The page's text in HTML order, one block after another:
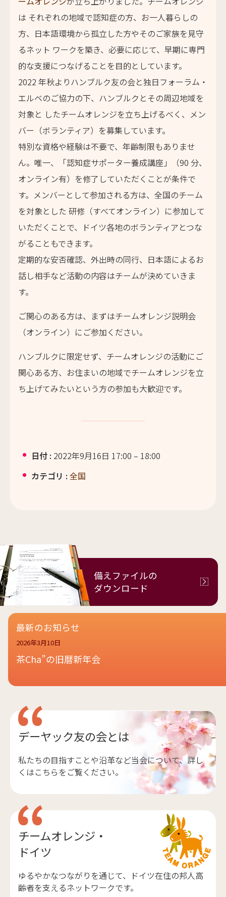
は それぞれの地域で認知症の方、お一人暮らしの
方、日本語環境から孤立した方やそのご家族を見守
るネット ワークを築き、必要に応じて、早期に専門
的な支援につなげることを目的としています。
2022 年秋よりハンブルク友の会と独日フォーラム・
エルベのご協力の下、ハンブルクとその周辺地域を
対象と したチームオレンジを立ち上げるべく、メン
バー（ボランティア）を募集しています。
特別な資格や経験は不要で、年齢制限もありませ
ん。唯一、「認知症サポーター養成講座」（90 分、
オンライン有）を修了していただくことが条件で
す。メンバーとして参加される方は、全国のチーム
を対象とした 研修（すべてオンライン）に参加して
いただくことで、ドイツ各地のボランティアとつな
がることもできます。
定期的な安否確認、外出時の同行、日本語によるお
話し相手など活動の内容はチームが決めていきま
す。
ご関心のある方は、まずはチームオレンジ説明会
（オンライン）にご参加ください。
ハンブルクに限定せず、チームオレンジの活動にご
関心ある方、お住まいの地域でチームオレンジを立
ち上げてみたいという方の参加も大歓迎です。
日付 : 2022年9月16日 17:00 – 18:00
カテゴリ : 全国
備えファイルの
ダウンロード
最新のお知らせ
2026年3月10日
茶Cha”の旧暦新年会
デーヤック友の会とは
私たちの目指すことや沿革など当会について、詳し
くはこちらをご覧ください。
チームオレンジ・
ドイツ
ゆるやかなつながりを通じて、ドイツ在住の邦人高
齢者を支えるネットワークです。